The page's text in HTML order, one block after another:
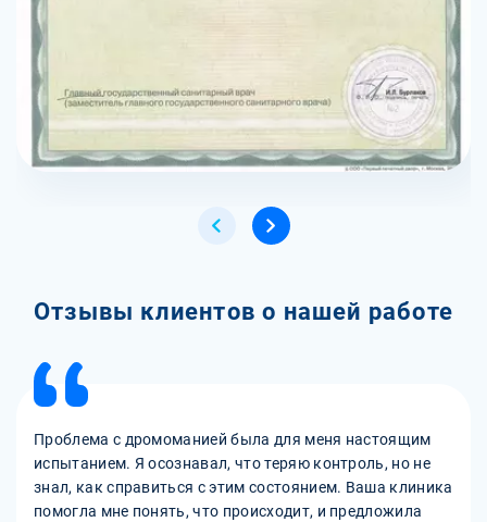
Отзывы клиентов о нашей работе
Проблема с дромоманией была для меня настоящим
испытанием. Я осознавал, что теряю контроль, но не
знал, как справиться с этим состоянием. Ваша клиника
помогла мне понять, что происходит, и предложила